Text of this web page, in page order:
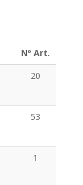
Nº Art.
20
53
1